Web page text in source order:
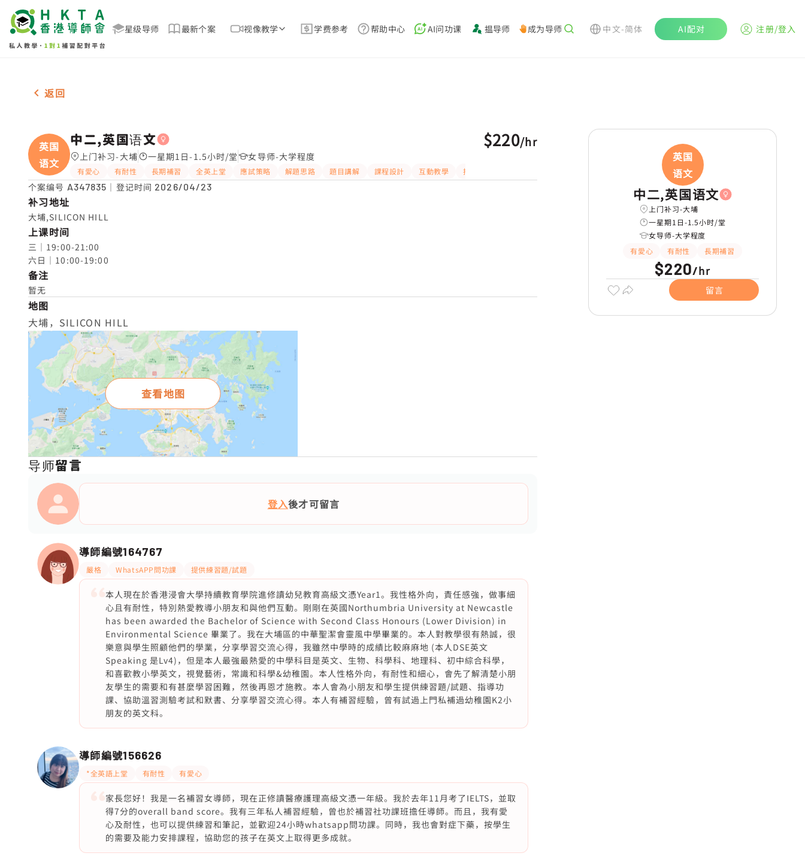
星级导师 最新个案 视像教学 学费参考 帮助中心 AI问功课 揾导师 成为导师 中文-简体 AI配对 注册/登入
女-1名 中二,英国语文，大埔 补习推介
返回
英国
语文
中二,英国语文
上门补习-大埔 一星期1日-1.5小时/堂 女导师-大学程度
有愛心 有耐性 長期補習 全英上堂 應試策略 解題思路 題目講解 課程設計 互動教學 指導功課
$220/hr
个案编号 A347835 ｜登记时间 2026/04/23
补习地址
大埔,SILICON HILL
上课时间
三｜19:00-21:00
六日｜10:00-19:00
备注
暂无
地图
大埔，SILICON HILL
查看地图
导师留言
登入後才可留言
導師編號164767
嚴格 WhatsAPP問功課 提供練習題/試題
本人現在於香港浸會大學持續教育學院進修讀幼兒教育高級文憑Year1。我性格外向，責任感強，做事細
心且有耐性，特別熱愛教導小朋友和與他們互動。剛剛在英國Northumbria University at Newcastle
has been awarded the Bachelor of Science with Second Class Honours (Lower Division) in
Environmental Science 畢業了。我在大埔區的中華聖潔會靈風中學畢業的。本人對教學很有熱誠，很
樂意與學生照顧他們的學業，分享學習交流心得，我雖然中學時的成績比較麻麻地 (本人DSE英文
Speaking 是Lv4)，但是本人最強最熱愛的中學科目是英文、生物、科學科、地理科、初中綜合科學，
和喜歡教小學英文，視覺藝術，常識和科學&幼稚園。本人性格外向，有耐性和細心，會先了解清楚小朋
友學生的需要和有甚麼學習困難，然後再恩才施教。本人會為小朋友和學生提供練習題/試題、指導功
課、協助溫習測驗考試和默書、分享學習交流心得。本人有補習經驗，曾有試過上門私補過幼稚園K2小
朋友的英文科。
導師編號156626
*全英語上堂 有耐性 有愛心
家長您好！我是一名補習女導師，現在正修讀醫療護理高級文憑一年級。我於去年11月考了IELTS，並取
得7分的overall band score。我有三年私人補習經驗，曾也於補習社功課班擔任導師。而且，我有愛
心及耐性，也可以提供練習和筆記，並歡迎24小時whatsapp問功課。同時，我也會對症下藥，按學生
的需要及能力安排課程，協助您的孩子在英文上取得更多成就。
英国
语文
中二,英国语文
上门补习-大埔
一星期1日-1.5小时/堂
女导师-大学程度
有愛心
有耐性 長期補習
$220/hr
留言